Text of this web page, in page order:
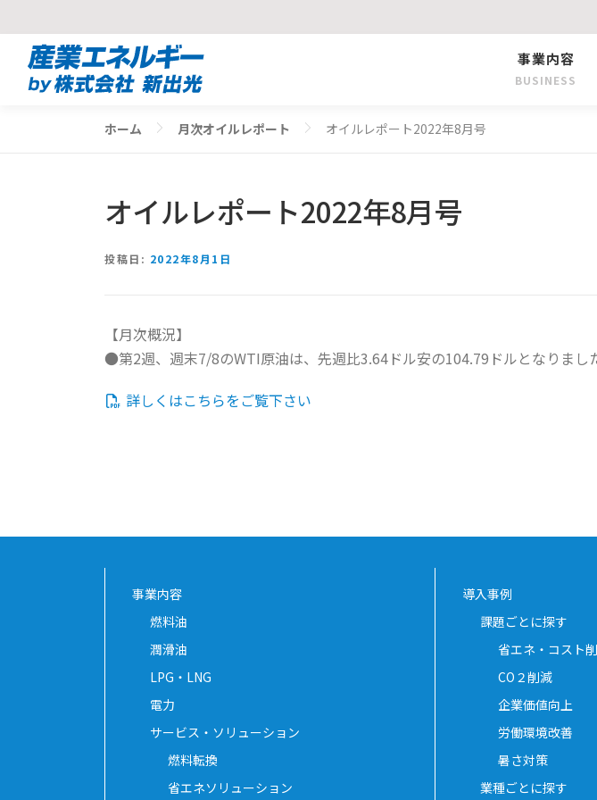
事業内容
BUSINESS
ホーム 月次オイルレポート オイルレポート2022年8月号
オイルレポート2022年8月号
投稿日: 2022年8月1日
【月次概況】
●第2週、週末7/8のWTI原油は、先週比3.64ドル安の104.79ドルとなりま
詳しくはこちらをご覧下さい
事業内容
燃料油
潤滑油
LPG・LNG
電力
サービス・ソリューション
燃料転換
省エネソリューション
導入事例
課題ごとに探す
省エネ・コスト
CO２削減
企業価値向上
労働環境改善
暑さ対策
業種ごとに探す